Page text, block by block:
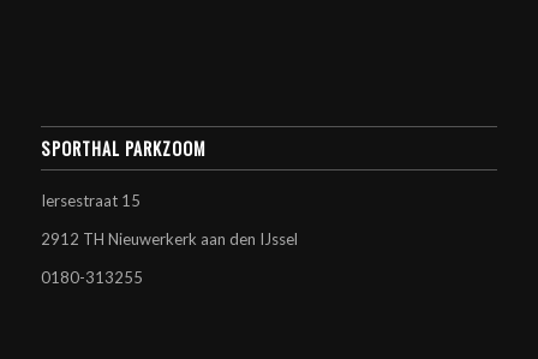
SPORTHAL PARKZOOM
Iersestraat 15
2912 TH Nieuwerkerk aan den IJssel
0180-313255